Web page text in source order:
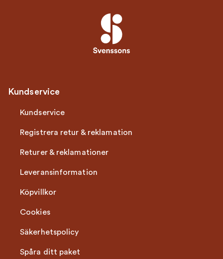
Kundservice
Kundservice
Registrera retur & reklamation
Returer & reklamationer
Leveransinformation
Köpvillkor
Cookies
Säkerhetspolicy
Spåra ditt paket